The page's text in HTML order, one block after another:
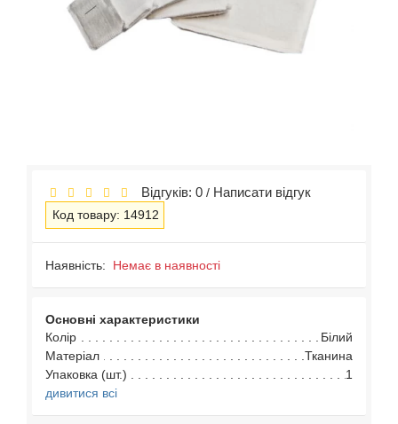
Відгуків: 0 / Написати відгук
Код товару: 14912
Наявність: Немає в наявності
Основні характеристики
Колір
Білий
Матеріал
Тканина
Упаковка (шт.)
1
дивитися всі